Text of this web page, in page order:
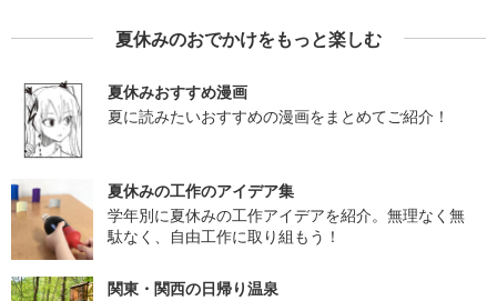
夏休みのおでかけをもっと楽しむ
夏休みおすすめ漫画
夏に読みたいおすすめの漫画をまとめてご紹介！
夏休みの工作のアイデア集
学年別に夏休みの工作アイデアを紹介。無理なく無
駄なく、自由工作に取り組もう！
関東・関西の日帰り温泉